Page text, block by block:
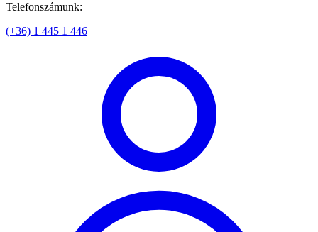
Telefonszámunk:
(+36) 1 445 1 446